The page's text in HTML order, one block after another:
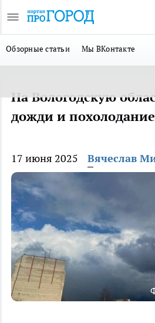
Обзорные статьи Мы ВКонтакте
На Вологодскую
дожди и похолодание
17 июня 2025 Вячеслав